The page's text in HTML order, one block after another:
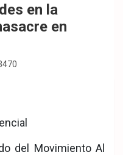
en la
en
del Movimiento Al